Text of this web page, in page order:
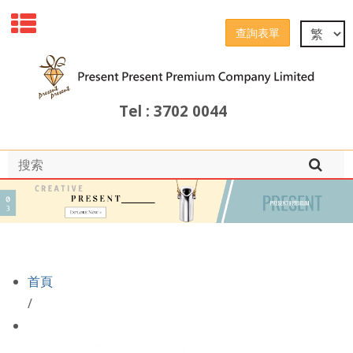
查詢表單
Tel : 3702 0044
首頁
/